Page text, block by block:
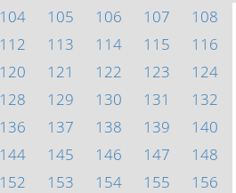
104 105 106 107
108
112 113 114 115
116
120 121 122 123
124
128 129 130 131
132
136 137 138 139
140
144 145 146 147
148
152 153 154 155
156